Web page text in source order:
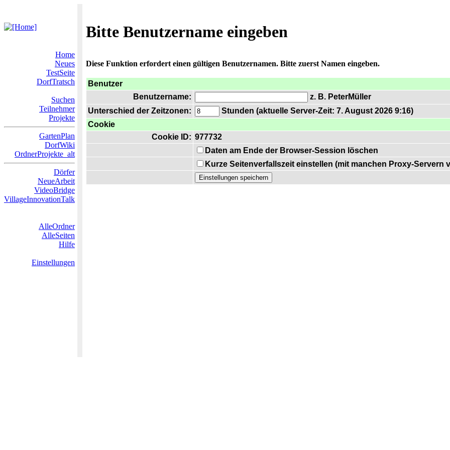
Bitte Benutzername eingeben
Home
Neues
TestSeite
DorfTratsch
Suchen
Teilnehmer
Projekte
GartenPlan
DorfWiki
OrdnerProjekte_alt
Dörfer
NeueArbeit
VideoBridge
VillageInnovationTalk
AlleOrdner
AlleSeiten
Hilfe
Einstellungen
Diese Funktion erfordert einen gültigen Benutzernamen. Bitte zuerst Namen eingeben.
Benutzer
Benutzername:
z. B. PeterMüller
Unterschied der Zeitzonen:
Stunden (aktuelle Server-Zeit: 7. August 2026 9:16)
Cookie
Cookie ID: 977732
Daten am Ende der Browser-Session löschen
Kurze Seitenverfallszeit einstellen (mit manchen Proxy-Servern